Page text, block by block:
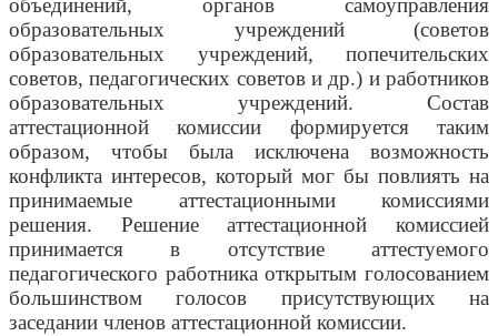
объединений, органов самоуправления
образовательных учреждений (советов
образовательных учреждений, попечительских
советов, педагогических советов и др.) и работников
образовательных учреждений. Состав
аттестационной комиссии формируется таким
образом, чтобы была исключена возможность
конфликта интересов, который мог бы повлиять на
принимаемые аттестационными комиссиями
решения. Решение аттестационной комиссией
принимается в отсутствие аттестуемого
педагогического работника открытым голосованием
большинством голосов присутствующих на
заседании членов аттестационной комиссии.